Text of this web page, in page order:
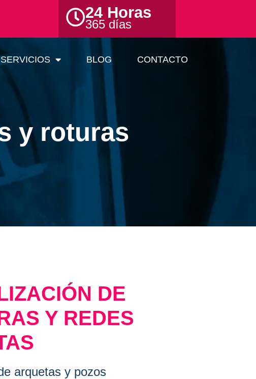
24 Horas
365 días
SERVICIOS BLOG CONTACTO
y roturas
DE
Y REDES
arquetas y pozos